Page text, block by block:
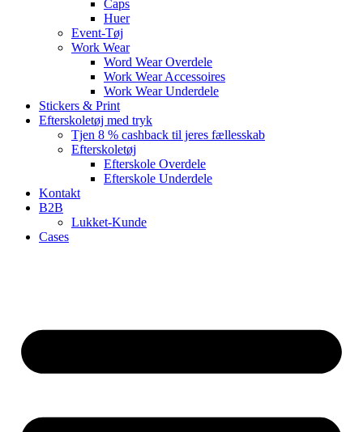
Caps
Huer
Event-Tøj
Work Wear
Word Wear Overdele
Work Wear Accessoires
Work Wear Underdele
Stickers & Print
Efterskoletøj med tryk
Tjen 8 % cashback til jeres fællesskab
Efterskoletøj
Efterskole Overdele
Efterskole Underdele
Kontakt
B2B
Lukket-Kunde
Cases